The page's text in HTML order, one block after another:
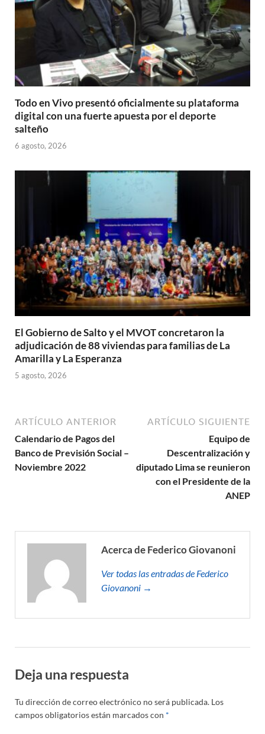
Todo en Vivo presentó oficialmente su plataforma
digital con una fuerte apuesta por el deporte
salteño
6 agosto, 2026
El Gobierno de Salto y el MVOT concretaron la
adjudicación de 88 viviendas para familias de La
Amarilla y La Esperanza
5 agosto, 2026
ARTÍCULO ANTERIOR
Calendario de Pagos del
Banco de Previsión Social –
Noviembre 2022
ARTÍCULO SIGUIENTE
Equipo de
Descentralización y
diputado Lima se reunieron
con el Presidente de la
ANEP
Acerca de Federico Giovanoni
Ver todas las entradas de Federico
Giovanoni →
Deja una respuesta
Tu dirección de correo electrónico no será publicada. Los
campos obligatorios están marcados con *